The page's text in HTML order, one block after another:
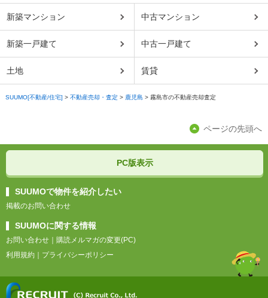
新築マンション 中古マンション
新築一戸建て 中古一戸建て
土地 賃貸
SUUMO[不動産/住宅] > 不動産売却・査定 > 鹿児島 > 霧島市の不動産売却査定
ページの先頭へ
PC版表示
SUUMOで物件を紹介したい
掲載のお問い合わせ
SUUMOに関する情報
お問い合わせ
購読メルマガの変更(PC)
利用規約
プライバシーポリシー